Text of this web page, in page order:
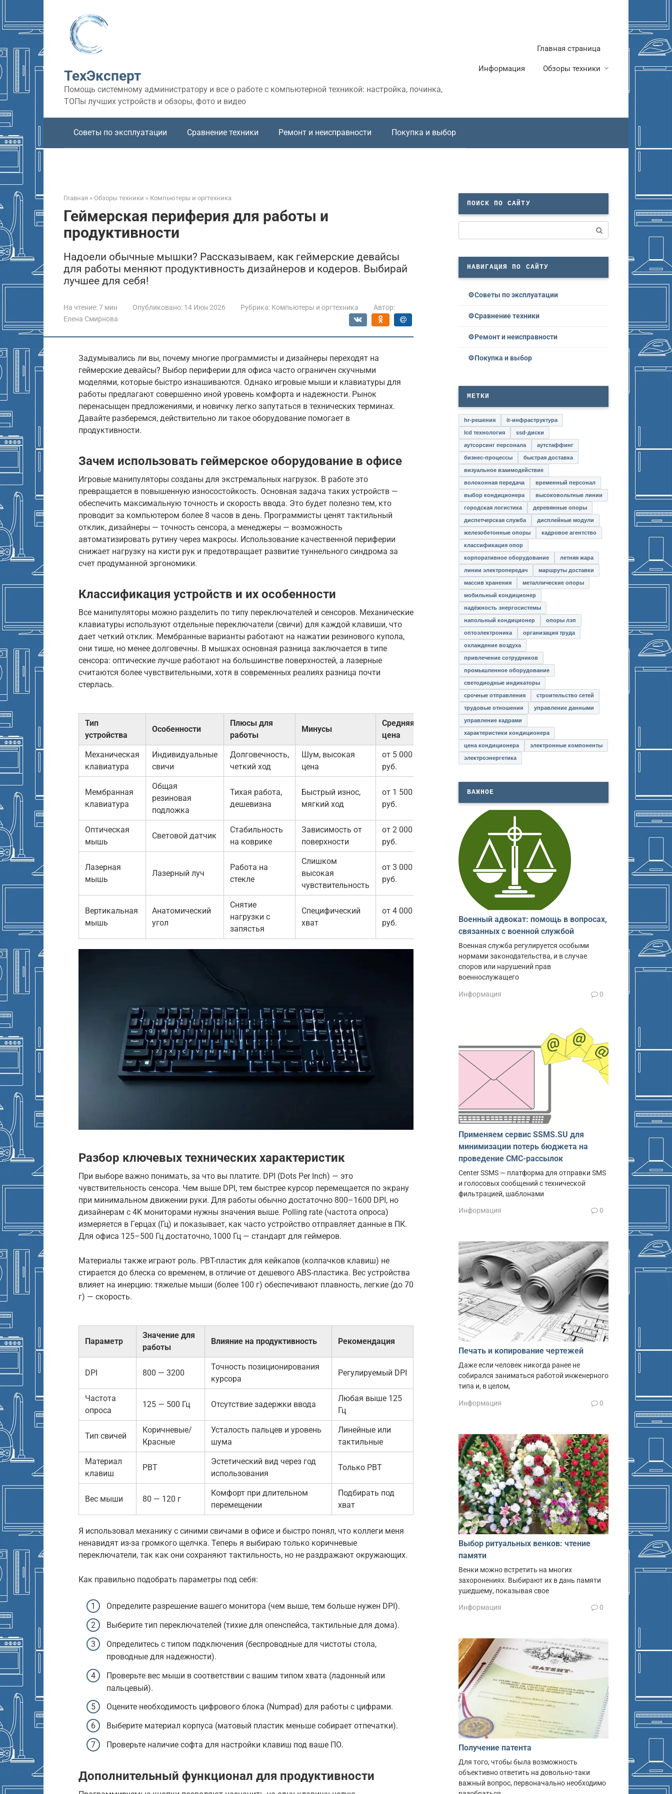
контенту
ТехЭксперт
Помощь системному администратору и все о работе с компьютерной техникой: настройка, починка,
ТОПы лучших устройств и обзоры, фото и видео
Главная страница
Информация Обзоры техники
Советы по эксплуатации Сравнение техники Ремонт и неисправности Покупка и выбор
Главная » Обзоры техники » Компьютеры и оргтехника
Геймерская периферия для работы и
продуктивности
Надоели обычные мышки? Рассказываем, как геймерские девайсы
для работы меняют продуктивность дизайнеров и кодеров. Выбирай
лучшее для себя!
На чтение:7 мин Опубликовано: 14 Июн 2026 Рубрика: Компьютеры и оргтехника
Автор:
Елена Смирнова
Задумывались ли вы, почему многие программисты и дизайнеры переходят на
геймерские девайсы? Выбор периферии для офиса часто ограничен скучными
моделями, которые быстро изнашиваются. Однако игровые мыши и клавиатуры для
работы предлагают совершенно иной уровень комфорта и надежности. Рынок
перенасыщен предложениями, и новичку легко запутаться в технических терминах.
Давайте разберемся, действительно ли такое оборудование помогает в
продуктивности.
Зачем использовать геймерское оборудование в офисе
Игровые манипуляторы созданы для экстремальных нагрузок. В работе это
превращается в повышенную износостойкость. Основная задача таких устройств —
обеспечить максимальную точность и скорость ввода. Это будет полезно тем, кто
проводит за компьютером более 8 часов в день. Программисты ценят тактильный
отклик, дизайнеры — точность сенсора, а менеджеры — возможность
автоматизировать рутину через макросы. Использование качественной периферии
снижает нагрузку на кисти рук и предотвращает развитие туннельного синдрома за
счет продуманной эргономики.
Классификация устройств и их особенности
Все манипуляторы можно разделить по типу переключателей и сенсоров. Механические
клавиатуры используют отдельные переключатели (свичи) для каждой клавиши, что
дает четкий отклик. Мембранные варианты работают на нажатии резинового купола,
они тише, но менее долговечны. В мышках основная разница заключается в типе
сенсора: оптические лучше работают на большинстве поверхностей, а лазерные
считаются более чувствительными, хотя в современных реалиях разница почти
стерлась.
Тип
устройства
Особенности
Плюсы для
работы
Минусы
Средняя
цена
Механическая
клавиатура
Индивидуальные
свичи
Долговечность,
четкий ход
Шум, высокая
цена
от 5 000
руб.
Мембранная
клавиатура
Общая
резиновая
подложка
Тихая работа,
дешевизна
Быстрый износ,
мягкий ход
от 1 500
руб.
Оптическая
мышь
Световой датчик
Стабильность
на коврике
Зависимость от
поверхности
от 2 000
руб.
Лазерная
мышь
Лазерный луч
Работа на
стекле
Слишком
высокая
чувствительность
от 3 000
руб.
Вертикальная
мышь
Анатомический
угол
Снятие
нагрузки с
запястья
Специфический
хват
от 4 000
руб.
Разбор ключевых технических характеристик
При выборе важно понимать, за что вы платите. DPI (Dots Per Inch) — это
чувствительность сенсора. Чем выше DPI, тем быстрее курсор перемещается по экрану
при минимальном движении руки. Для работы обычно достаточно 800–1600 DPI, но
дизайнерам с 4K мониторами нужны значения выше. Polling rate (частота опроса)
измеряется в Герцах (Гц) и показывает, как часто устройство отправляет данные в ПК.
Для офиса 125–500 Гц достаточно, 1000 Гц — стандарт для геймеров.
Материалы также играют роль. PBT-пластик для кейкапов (колпачков клавиш) не
стирается до блеска со временем, в отличие от дешевого ABS-пластика. Вес устройства
влияет на инерцию: тяжелые мыши (более 100 г) обеспечивают плавность, легкие (до 70
г) — скорость.
Параметр
Значение для
работы
Влияние на продуктивность Рекомендация
DPI 800 — 3200
Точность позиционирования
курсора
Регулируемый DPI
Частота
опроса
125 — 500 Гц Отсутствие задержки ввода
Любая выше 125
Гц
Тип свичей
Коричневые/
Красные
Усталость пальцев и уровень
шума
Линейные или
тактильные
Материал
клавиш
PBT
Эстетический вид через год
использования
Только PBT
Вес мыши 80 — 120 г
Комфорт при длительном
перемещении
Подбирать под
хват
Я использовал механику с синими свичами в офисе и быстро понял, что коллеги меня
ненавидят из-за громкого щелчка. Теперь я выбираю только коричневые
переключатели, так как они сохраняют тактильность, но не раздражают окружающих.
Как правильно подобрать параметры под себя:
Определите разрешение вашего монитора (чем выше, тем больше нужен DPI).
Выберите тип переключателей (тихие для опенспейса, тактильные для дома).
Определитесь с типом подключения (беспроводные для чистоты стола,
проводные для надежности).
Проверьте вес мыши в соответствии с вашим типом хвата (ладонный или
пальцевый).
Оцените необходимость цифрового блока (Numpad) для работы с цифрами.
Выберите материал корпуса (матовый пластик меньше собирает отпечатки).
Проверьте наличие софта для настройки клавиш под ваше ПО.
Дополнительный функционал для продуктивности
ПОИСК ПО САЙТУ
НАВИГАЦИЯ ПО САЙТУ
Советы по эксплуатации
Сравнение техники
Ремонт и неисправности
Покупка и выбор
МЕТКИ
hr-решения it-инфраструктура
lcd технология ssd-диски
аутсорсинг персонала аутстаффинг
бизнес-процессы быстрая доставка
визуальное взаимодействие
волоконная передача временный персонал
выбор кондиционера высоковольтные линии
городская логистика деревянные опоры
диспетчерская служба дисплейные модули
железобетонные опоры кадровое агентство
классификация опор
корпоративное оборудование летняя жара
линии электропередач маршруты доставки
массив хранения металлические опоры
мобильный кондиционер
надёжность энергосистемы
напольный кондиционер опоры лэп
оптоэлектроника организация труда
охлаждение воздуха
привлечение сотрудников
промышленное оборудование
светодиодные индикаторы
срочные отправления строительство сетей
трудовые отношения управление данными
управление кадрами
характеристики кондиционера
цена кондиционера электронные компоненты
электроэнергетика
ВАЖНОЕ
Военный адвокат: помощь в вопросах,
связанных с военной службой
Военная служба регулируется особыми
нормами законодательства, и в случае
споров или нарушений прав
военнослужащего
Информация 0
Применяем сервис SSMS.SU для
минимизации потерь бюджета на
проведение СМС-рассылок
Center SSMS — платформа для отправки SMS
и голосовых сообщений с технической
фильтрацией, шаблонами
Информация 0
Печать и копирование чертежей
Даже если человек никогда ранее не
собирался заниматься работой инженерного
типа и, в целом,
Информация 0
Выбор ритуальных венков: чтение
памяти
Венки можно встретить на многих
захоронениях. Выбирают их в дань памяти
ушедшему, показывая свое
Информация 0
Получение патента
Для того, чтобы была возможность
объективно ответить на довольно-таки
важный вопрос, первоначально необходимо